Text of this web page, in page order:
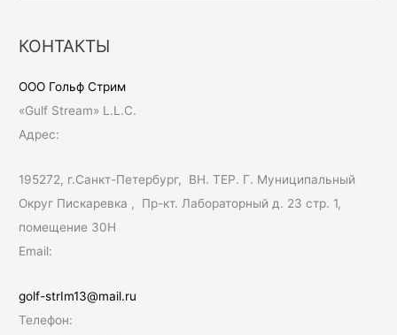
с
к
КОНТАКТЫ
ООО Гольф Стрим
«Gulf Stream» L.L.C.
Адрес:
195272, г.Санкт-Петербург, ВН. ТЕР. Г. Муниципальный
Округ Пискаревка , Пр-кт. Лабораторный д. 23 стр. 1,
помещение 30Н
Email:
golf-strIm13@mail.ru
Телефон: